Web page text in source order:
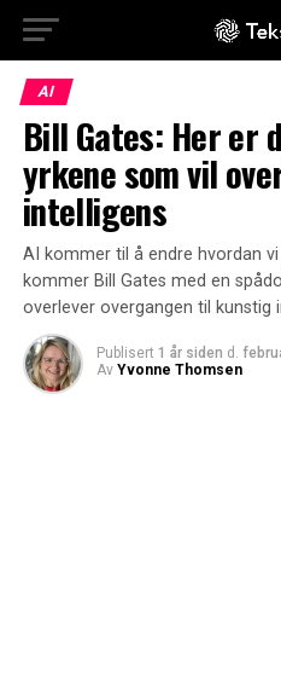
AI
Bill Gates: Her er
yrkene som vil
intelligens
AI kommer til å endre hvordan
kommer Bill Gates med en
overlever overgangen til kunstig
Publisert 1 år siden d.
Av Yvonne Thomsen